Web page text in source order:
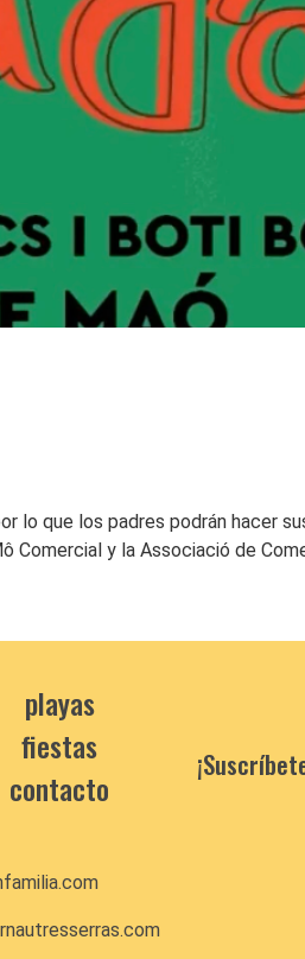
lo que los padres podrán hacer
Comercial y la Associació de
playas
fiestas
contacto